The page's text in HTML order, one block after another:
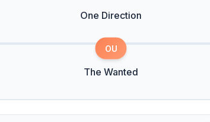
One Direction
OU
The Wanted